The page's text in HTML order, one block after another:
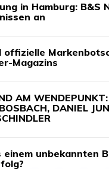
in Hamburg: B&S
an
offizielle
Magazins
AM
DANIEL
unbekannten